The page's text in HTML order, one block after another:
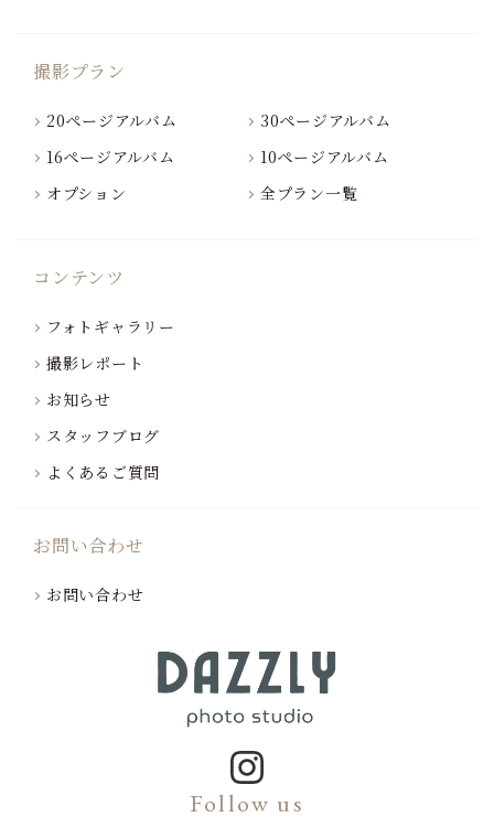
撮影プラン
20ページアルバム
30ページアルバム
16ページアルバム
10ページアルバム
オプション
全プラン一覧
コンテンツ
フォトギャラリー
撮影レポート
お知らせ
スタッフブログ
よくあるご質問
お問い合わせ
お問い合わせ
Follow us